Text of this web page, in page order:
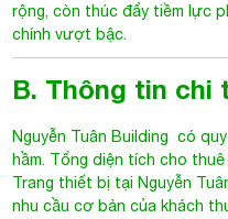
rộng, còn thúc đẩy tiềm lực
chính vượt bậc.
B. Thông tin chi
Nguyễn Tuân Building có
hầm. Tổng diện tích cho
Trang thiết bị tại Nguyễn
nhu cầu cơ bản của khách